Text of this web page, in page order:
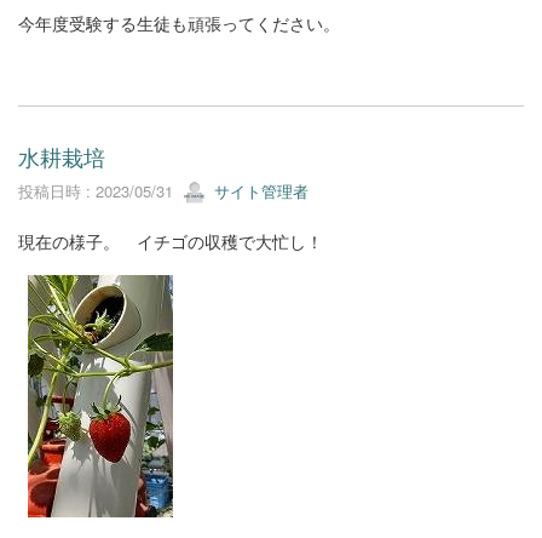
今年度受験する生徒も頑張ってください。
水耕栽培
投稿日時 : 2023/05/31 サイト管理者
現在の様子。 イチゴの収穫で大忙し！